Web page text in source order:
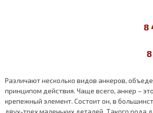
8
Различают несколько видов анкеров,
принципом действия. Чаще всего, анкер –
крепежный элемент. Состоит он, в
двух-трех маленьких деталей. Такого рода